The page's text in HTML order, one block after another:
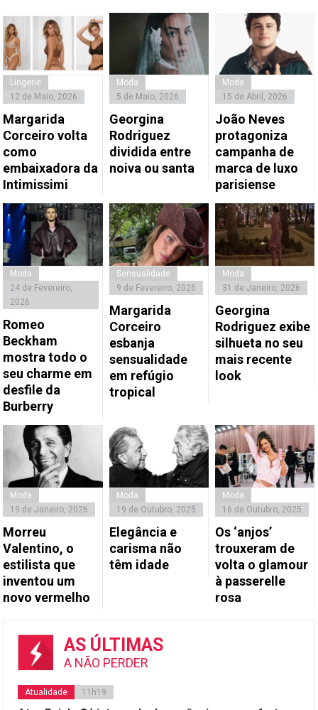
Lingerie
12 de Maio, 2026
Margarida
Corceiro volta
como
embaixadora da
Intimissimi
Moda
5 de Maio, 2026
Georgina
Rodriguez
dividida entre
noiva ou santa
Moda
15 de Abril, 2026
João Neves
protagoniza
campanha de
marca de luxo
parisiense
Moda
24 de Fevereiro,
2026
Romeo
Beckham
mostra todo o
seu charme em
desfile da
Burberry
Sensualidade
9 de Fevereiro, 2026
Margarida
Corceiro
esbanja
sensualidade
em refúgio
tropical
Moda
31 de Janeiro, 2026
Georgina
Rodriguez exibe
silhueta no seu
mais recente
look
Moda
19 de Janeiro, 2026
Morreu
Valentino, o
estilista que
inventou um
novo vermelho
Moda
19 de Outubro, 2025
Elegância e
carisma não
têm idade
Moda
16 de Outubro, 2025
Os ‘anjos’
trouxeram de
volta o glamour
à passerelle
rosa
AS ÚLTIMAS
A NÃO PERDER
Atualidade 11h19